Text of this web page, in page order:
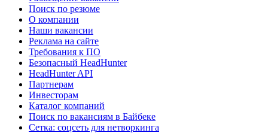
Поиск по резюме
О компании
Наши вакансии
Реклама на сайте
Требования к ПО
Безопасный HeadHunter
HeadHunter API
Партнерам
Инвесторам
Каталог компаний
Поиск по вакансиям в Байбеке
Сетка: соцсеть для нетворкинга